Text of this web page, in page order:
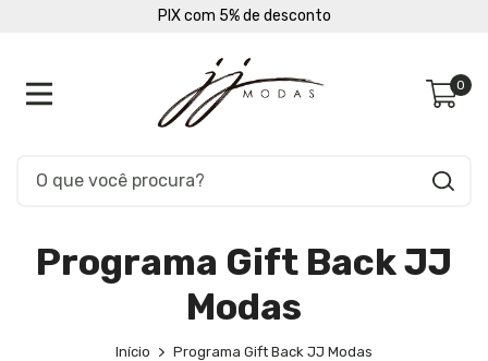
PIX com 5% de desconto
0
Programa Gift Back JJ
Modas
Início Programa Gift Back JJ Modas